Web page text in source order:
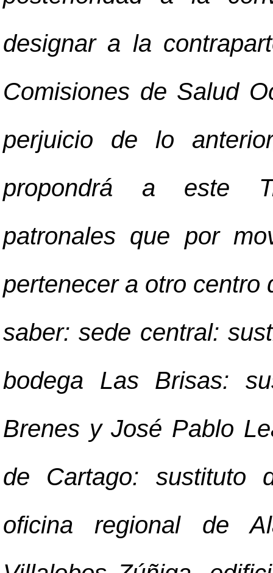
designar a la
Comisiones de Salud
perjuicio de lo
propondrá a este
patronales que por
pertenecer a otro centro
saber: sede central:
bodega Las Brisas:
Brenes y José Pablo
de Cartago: sustituto
oficina regional de